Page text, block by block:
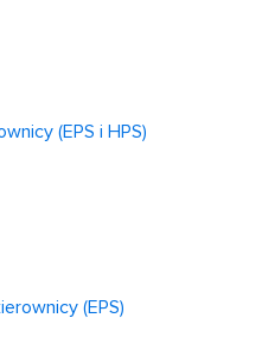
(EPS i HPS)
(EPS)